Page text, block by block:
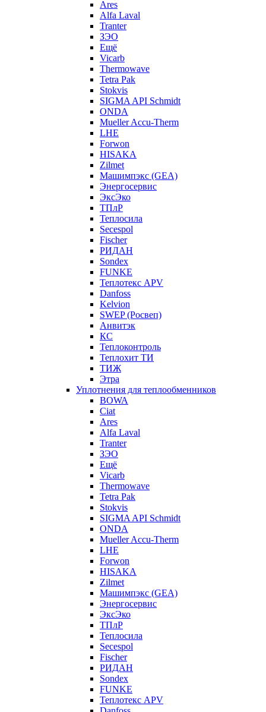
Ares
Alfa Laval
Tranter
ЗЭО
Ещё
Vicarb
Thermowave
Tetra Pak
Stokvis
SIGMA API Schmidt
ONDA
Mueller Accu-Therm
LHE
Forwon
HISAKA
Zilmet
Машимпэкс (GEA)
Энергосервис
ЭксЭко
ТПлР
Теплосила
Secespol
Fischer
РИДАН
Sondex
FUNKE
Теплотекс APV
Danfoss
Kelvion
SWEP (Росвеп)
Анвитэк
КС
Теплоконтроль
Теплохит ТИ
ТИЖ
Этра
Уплотнения для теплообменников
BOWA
Ciat
Ares
Alfa Laval
Tranter
ЗЭО
Ещё
Vicarb
Thermowave
Tetra Pak
Stokvis
SIGMA API Schmidt
ONDA
Mueller Accu-Therm
LHE
Forwon
HISAKA
Zilmet
Машимпэкс (GEA)
Энергосервис
ЭксЭко
ТПлР
Теплосила
Secespol
Fischer
РИДАН
Sondex
FUNKE
Теплотекс APV